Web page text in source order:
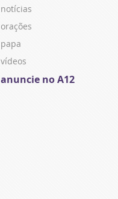
notícias
orações
papa
vídeos
anuncie no A12